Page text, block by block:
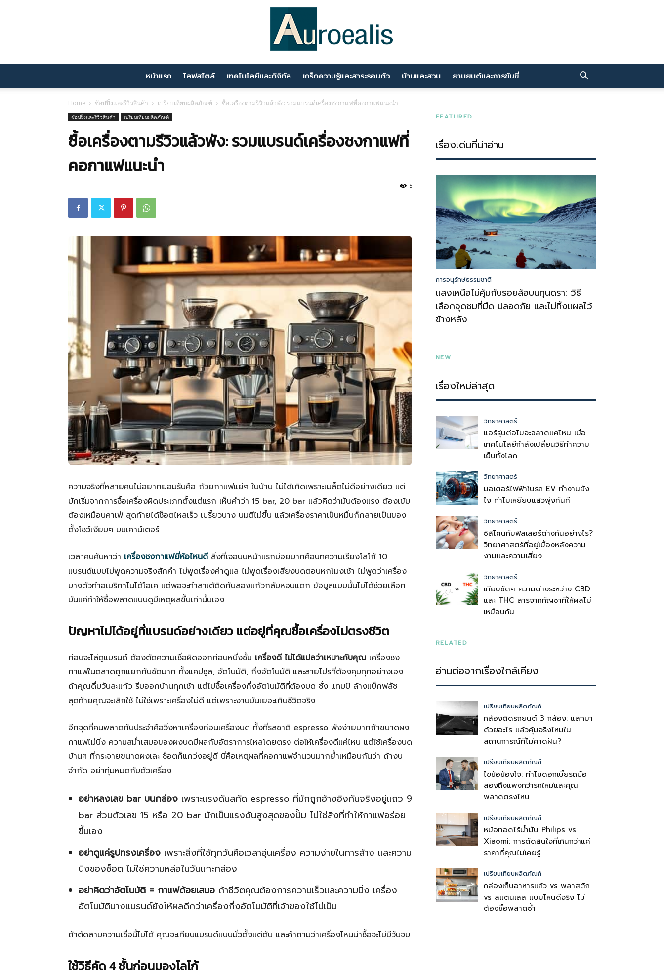
นานา
รู้
ทุก
เรื่อง
ประโยชน์
หน้าแรก ไลฟสไตล์ เทคโนโลยีและดิจิทัล เกร็ดความรู้และสาระรอบตัว บ้านและสวน ยานยนต์และการขับขี่
Home ช้อปปิ้งและรีวิวสินค้า เปรียบเทียบผลิตภัณฑ์ ซื้อเครื่องตามรีวิวแล้วพัง: รวมแบรนด์เครื่องชงกาแฟที่คอกาแฟแนะนำ
ช้อปปิ้งและรีวิวสินค้า เปรียบเทียบผลิตภัณฑ์
ซื้อเครื่องตามรีวิวแล้วพัง: รวมแบรนด์เครื่องชงกาแฟที่
คอกาแฟแนะนำ
5
ความจริงที่หลายคนไม่อยากยอมรับคือ ถ้วยกาแฟแย่ๆ ในบ้าน ไม่ได้เกิดเพราะเมล็ดไม่ดีอย่างเดียว แต่
มักเริ่มจากการซื้อเครื่องผิดประเภทตั้งแต่แรก เห็นคำว่า 15 bar, 20 bar แล้วคิดว่ามันต้องแรง ต้องเข้ม
ต้องเหมือนคาเฟ่ สุดท้ายได้ช็อตไหลเร็ว เปรี้ยวบาง นมตีไม่ขึ้น แล้วเครื่องราคาเป็นหมื่นก็กลายเป็นของ
ตั้งโชว์เงียบๆ บนเคาน์เตอร์
เวลาคนค้นหาว่า เครื่องชงกาแฟยี่ห้อไหนดีสิ่งที่เจอบนหน้าแรกบ่อยมากคือบทความเรียงโลโก้ 10
แบรนด์แบบไม่พูดความจริงสักคำ ไม่พูดเรื่องค่าดูแล ไม่พูดเรื่องเสียงบดตอนหกโมงเช้า ไม่พูดว่าเครื่อง
บางตัวทำอเมริกาโนได้โอเค แต่พอจะทำลาเต้ติดกันสองแก้วกลับหอบแดก ข้อมูลแบบนั้นไม่ได้ช่วยเลือก
มันแค่ทำให้ซื้อพลาดแบบดูมีเหตุผลขึ้นเท่านั้นเอง
ปัญหาไม่ได้อยู่ที่แบรนด์อย่างเดียว แต่อยู่ที่คุณซื้อเครื่องไม่ตรงชีวิต
ก่อนจะไล่ดูแบรนด์ ต้องตัดความเชื่อผิดออกก่อนหนึ่งชั้น เครื่องดี ไม่ได้แปลว่าเหมาะกับคุณ เครื่องชง
กาแฟในตลาดถูกแยกกันชัดมาก ทั้งแคปซูล, อัตโนมัติ, กึ่งอัตโนมัติ และสายโปรที่ต้องคุมทุกอย่างเอง
ถ้าคุณดื่มวันละแก้ว รีบออกบ้านทุกเช้า แต่ไปซื้อเครื่องกึ่งอัตโนมัติที่ต้องบด ชั่ง แทมป์ ล้างแบ็กฟลัช
สุดท้ายคุณจะเลิกใช้ ไม่ใช่เพราะเครื่องไม่ดี แต่เพราะงานมันเยอะเกินชีวิตจริง
อีกจุดที่คนพลาดกันประจำคือวิ่งหาเครื่องก่อนเครื่องบด ทั้งที่รสชาติ espresso พังง่ายมากถ้าขนาดผง
กาแฟไม่นิ่ง ความสม่ำเสมอของผงบดมีผลกับอัตราการไหลโดยตรง ต่อให้เครื่องดีแค่ไหน แต่ใช้เครื่องบด
บ้านๆ ที่กระจายขนาดผงเละ ช็อตก็แกว่งอยู่ดี นี่คือเหตุผลที่คอกาแฟจำนวนมากย้ำเหมือนกันว่า ถ้างบ
จำกัด อย่าทุ่มหมดกับตัวเครื่อง
อย่าหลงเลข bar บนกล่อง เพราะแรงดันสกัด espresso ที่มักถูกอ้างอิงกันจริงอยู่แถว 9
bar ส่วนตัวเลข 15 หรือ 20 bar มักเป็นแรงดันสูงสุดของปั๊ม ไม่ใช่สิ่งที่ทำให้กาแฟอร่อย
ขึ้นเอง
อย่าดูแค่รูปทรงเครื่อง เพราะสิ่งที่ใช้ทุกวันคือเวลาอุ่นเครื่อง ความง่ายในการล้าง และความ
นิ่งของช็อต ไม่ใช่ความหล่อในวันแกะกล่อง
อย่าคิดว่าอัตโนมัติ = กาแฟด้อยเสมอ ถ้าชีวิตคุณต้องการความเร็วและความนิ่ง เครื่อง
อัตโนมัติบางแบรนด์ยังให้ผลดีกว่าเครื่องกึ่งอัตโนมัติที่เจ้าของใช้ไม่เป็น
ถ้าตัดสามความเชื่อนี้ไม่ได้ คุณจะเทียบแบรนด์แบบมั่วตั้งแต่ต้น และคำถามว่าเครื่องไหนน่าซื้อจะไม่มีวันจบ
ใช้วิธีคัด 4 ชั้นก่อนมองโลโก้
FEATURED
เรื่องเด่นที่น่าอ่าน
การอนุรักษ์ธรรมชาติ
แสงเหนือไม่คุ้มกับรอยล้อบนทุนดรา: วิธี
เลือกจุดชมที่มืด ปลอดภัย และไม่ทิ้งแผลไว้
ข้างหลัง
NEW
เรื่องใหม่ล่าสุด
วิทยาศาสตร์
แอร์รุ่นต่อไปจะฉลาดแค่ไหน เมื่อ
เทคโนโลยีกำลังเปลี่ยนวิธีทำความ
เย็นทั้งโลก
วิทยาศาสตร์
มอเตอร์ไฟฟ้าในรถ EV ทำงานยัง
ไง ทำไมเหยียบแล้วพุ่งทันที
วิทยาศาสตร์
ซิลิโคนกับฟิลเลอร์ต่างกันอย่างไร?
วิทยาศาสตร์ที่อยู่เบื้องหลังความ
งามและความเสี่ยง
วิทยาศาสตร์
เทียบชัดๆ ความต่างระหว่าง CBD
และ THC สารจากกัญชาที่ให้ผลไม่
เหมือนกัน
RELATED
อ่านต่อจากเรื่องใกล้เคียง
เปรียบเทียบผลิตภัณฑ์
กล้องติดรถยนต์ 3 กล้อง: แลกมา
ด้วยอะไร แล้วคุ้มจริงไหมใน
สถานการณ์ที่ไม่คาดฝัน?
เปรียบเทียบผลิตภัณฑ์
ไขข้อข้องใจ: ทำไมดอกเบี้ยรถมือ
สองถึงแพงกว่ารถใหม่และคุณ
พลาดตรงไหน
เปรียบเทียบผลิตภัณฑ์
หม้อทอดไร้น้ำมัน Philips vs
Xiaomi: การตัดสินใจที่เกินกว่าแค่
ราคาที่คุณไม่เคยรู้
เปรียบเทียบผลิตภัณฑ์
กล่องเก็บอาหารแก้ว vs พลาสติก
vs สแตนเลส แบบไหนดีจริง ไม่
ต้องซื้อพลาดซ้ำ